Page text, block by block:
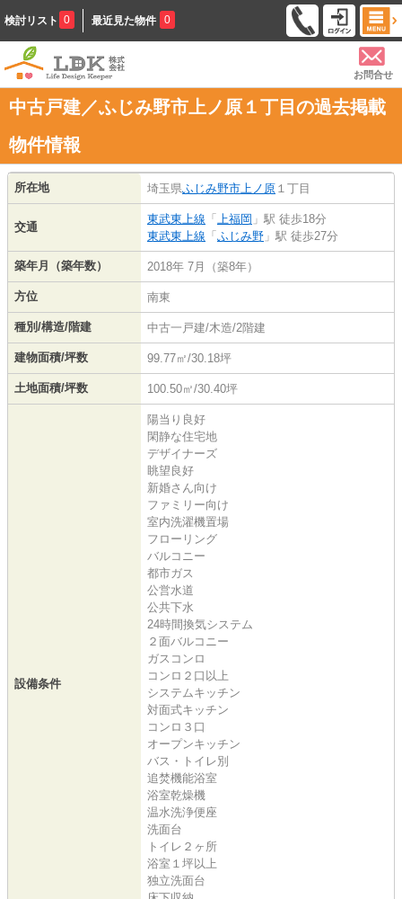
検討リスト 0 最近見た物件 0
お問合せ
中古戸建／ふじみ野市上ノ原１丁目の過去掲載
物件情報
所在地 埼玉県ふじみ野市 上ノ原 １丁目
交通
東武東上線 「 上福岡 」駅 徒歩18分
東武東上線 「 ふじみ野 」駅 徒歩27分
築年月（築年数） 2018年 7月（築8年）
方位 南東
種別/構造/階建 中古一戸建/木造/2階建
建物面積/坪数 99.77㎡/30.18坪
土地面積/坪数 100.50㎡/30.40坪
設備条件
陽当り良好
閑静な住宅地
デザイナーズ
眺望良好
新婚さん向け
ファミリー向け
室内洗濯機置場
フローリング
バルコニー
都市ガス
公営水道
公共下水
24時間換気システム
２面バルコニー
ガスコンロ
コンロ２口以上
システムキッチン
対面式キッチン
コンロ３口
オープンキッチン
バス・トイレ別
追焚機能浴室
浴室乾燥機
温水洗浄便座
洗面台
トイレ２ヶ所
浴室１坪以上
独立洗面台